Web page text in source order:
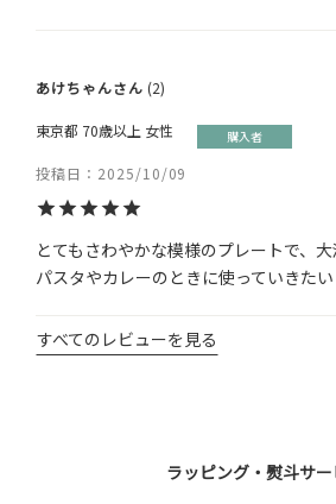
あけちゃん 2
購入者
東京都 70歳以上 女性
投稿日 2025/10/09
とてもさわやかな模様のプレートで、大
パスタやカレーのときに使っていきたい
すべてのレビューを見る
ラッピング・熨斗サ